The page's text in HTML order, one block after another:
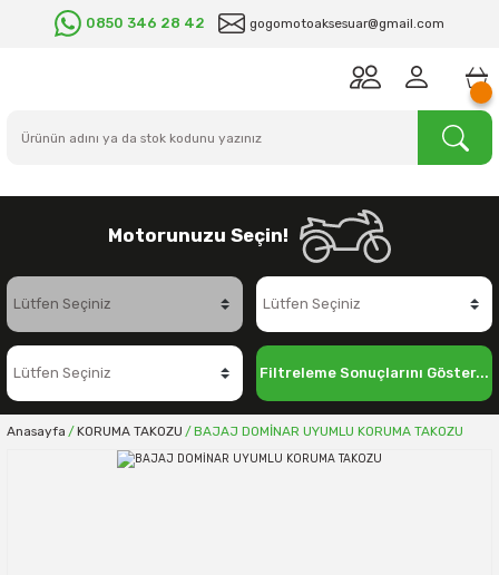
0850 346 28 42 gogomotoaksesuar@gmail.com
Motorunuzu Seçin!
Filtreleme Sonuçlarını Göster...
Anasayfa KORUMA TAKOZU BAJAJ DOMİNAR UYUMLU KORUMA TAKOZU